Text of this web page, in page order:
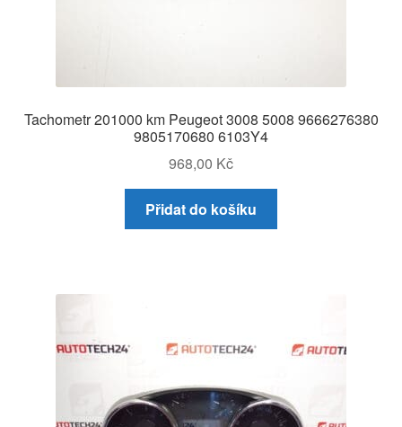
Tachometr 201000 km Peugeot 3008 5008 9666276380
9805170680 6103Y4
968,00 Kč
Přidat do košíku